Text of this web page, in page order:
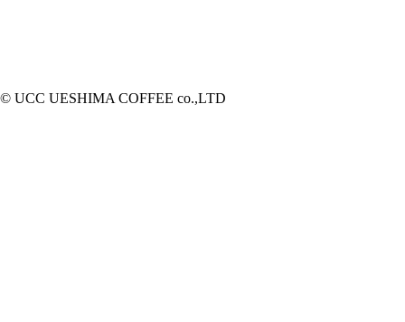
© UCC UESHIMA COFFEE co.,LTD